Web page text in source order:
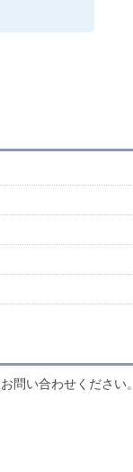
問い合わせください。